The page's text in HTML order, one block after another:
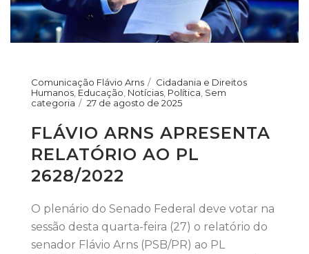
Comunicação Flávio Arns
Cidadania e Direitos
Humanos Educação Notícias Política Sem
categoria
27 de agosto de 2025
FLÁVIO ARNS APRESENTA
RELATÓRIO AO PL
2628/2022
O plenário do Senado Federal deve votar na
sessão desta quarta-feira (27) o relatório do
senador Flávio Arns (PSB/PR) ao PL